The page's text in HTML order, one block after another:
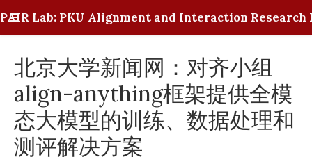
PAIR Lab: PKU Alignment and Interaction Research
北京大学新闻网：对齐小组
align-anything框架提供全模
态大模型的训练、数据处理和
测评解决方案